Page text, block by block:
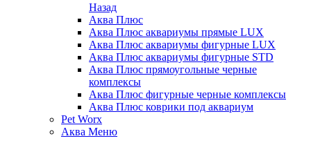
Назад
Аква Плюс
Аква Плюс аквариумы прямые LUX
Аква Плюс аквариумы фигурные LUX
Аква Плюс аквариумы фигурные STD
Аква Плюс прямоугольные черные
комплексы
Аква Плюс фигурные черные комплексы
Аква Плюс коврики под аквариум
Pet Worx
Аква Меню